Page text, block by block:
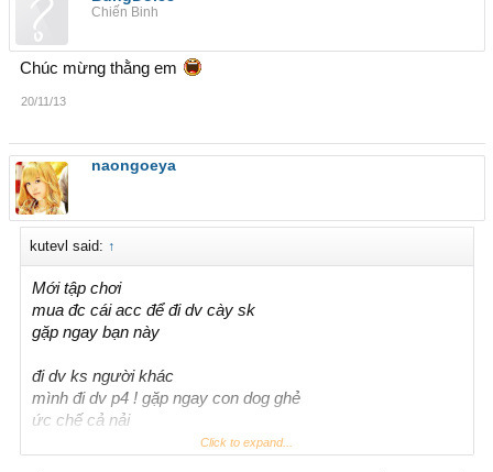
Chiến Binh
Chúc mừng thằng em
20/11/13
naongoeya
kutevl said: ↑
Mới tập chơi
mua đc cái acc để đi dv cày sk
gặp ngay bạn này
đi dv ks người khác
mình đi dv p4 ! gặp ngay con dog ghẻ
ức chế cả nải
lại còn doạ đi arena coi chừng nó
Click to expand...